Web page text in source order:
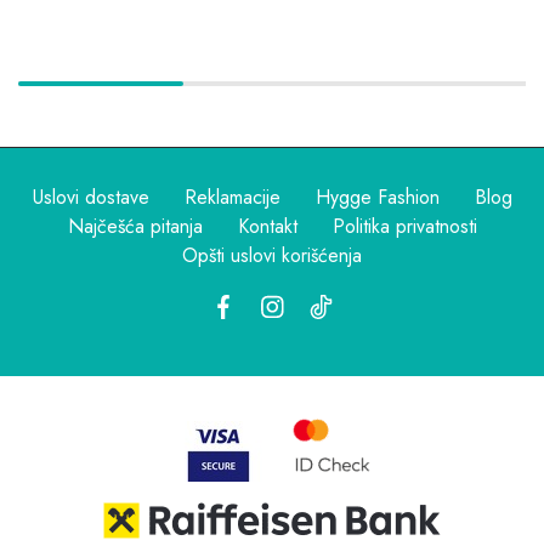
Uslovi dostave Reklamacije Hygge Fashion
Blog
Najčešća pitanja
Kontakt
Politika privatnosti
Opšti uslovi korišćenja